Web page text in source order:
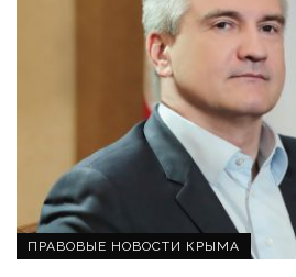
ПРАВОВЫЕ НОВОСТИ КРЫМА